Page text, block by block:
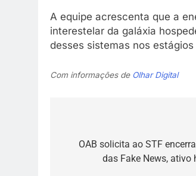
A equipe acrescenta que a
interestelar da galáxia
desses sistemas nos
Com informações de Olhar Digital
OAB solicita ao STF
das Fake News, ativo